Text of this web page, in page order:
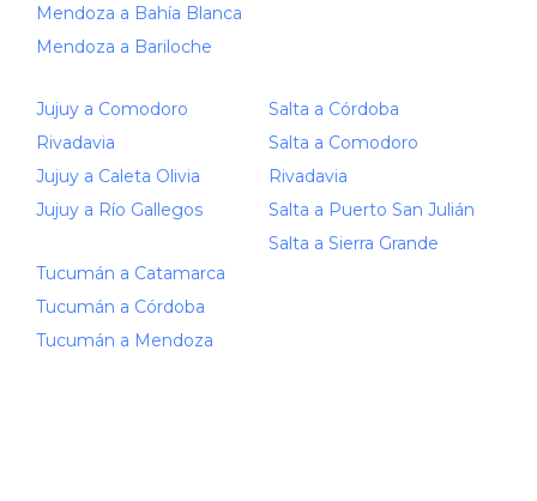
Mendoza a Bahía Blanca
Mendoza a Bariloche
Jujuy a Comodoro
Rivadavia
Jujuy a Caleta Olivia
Jujuy a Río Gallegos
Tucumán a Catamarca
Tucumán a Córdoba
Tucumán a Mendoza
Salta a Córdoba
Salta a Comodoro
Rivadavia
Salta a Puerto San Julián
Salta a Sierra Grande